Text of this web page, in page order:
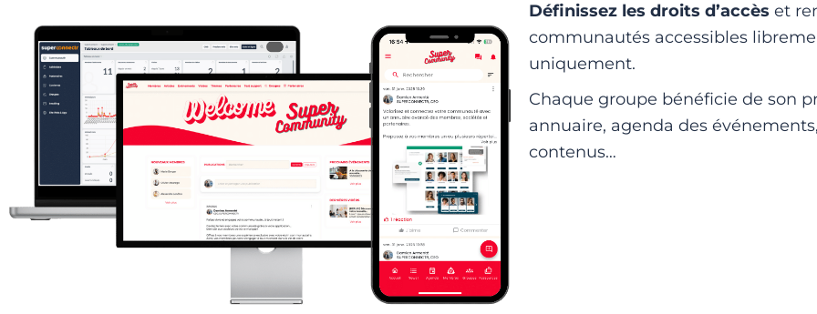
Définissez les droits d’accès et
communautés accessibles
uniquement.
Chaque groupe bénéficie de son
annuaire, agenda des
contenus…